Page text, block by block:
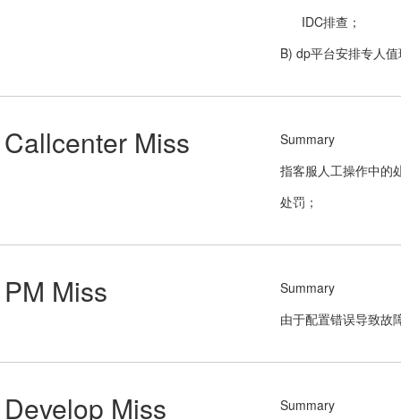
IDC排查；
B) dp平台安排专人
Callcenter Miss
Summary
指客服人工操作中的
处罚；
PM Miss
Summary
由于配置错误导致故
Develop Miss
Summary